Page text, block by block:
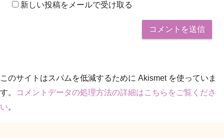
新しい投稿をメールで受け取る
このサイトはスパムを低減するために Akismet を使っていま
す。
コメントデータの処理方法の詳細はこちらをご覧くださ
い。